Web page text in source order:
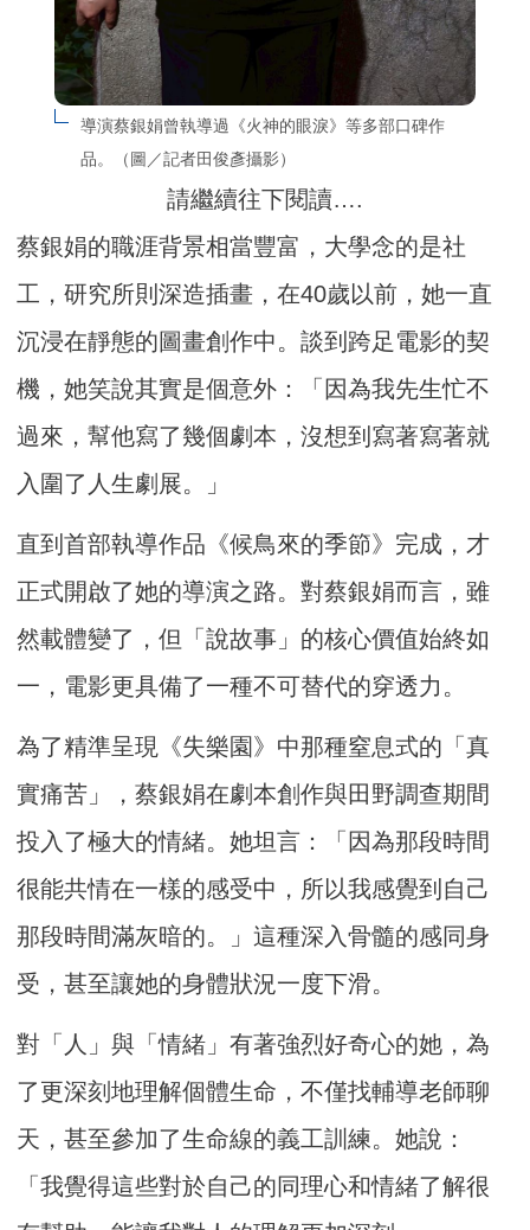
導演蔡銀娟曾執導過《火神的眼淚》等多部口碑作
品。（圖／記者田俊彥攝影）
請繼續往下閱讀….
蔡銀娟的職涯背景相當豐富，大學念的是社
工，研究所則深造插畫，在40歲以前，她一直
沉浸在靜態的圖畫創作中。談到跨足電影的契
機，她笑說其實是個意外：「因為我先生忙不
過來，幫他寫了幾個劇本，沒想到寫著寫著就
入圍了人生劇展。」
直到首部執導作品《候鳥來的季節》完成，才
正式開啟了她的導演之路。對蔡銀娟而言，雖
然載體變了，但「說故事」的核心價值始終如
一，電影更具備了一種不可替代的穿透力。
為了精準呈現《失樂園》中那種窒息式的「真
實痛苦」，蔡銀娟在劇本創作與田野調查期間
投入了極大的情緒。她坦言：「因為那段時間
很能共情在一樣的感受中，所以我感覺到自己
那段時間滿灰暗的。」這種深入骨髓的感同身
受，甚至讓她的身體狀況一度下滑。
對「人」與「情緒」有著強烈好奇心的她，為
了更深刻地理解個體生命，不僅找輔導老師聊
天，甚至參加了生命線的義工訓練。她說：
「我覺得這些對於自己的同理心和情緒了解很